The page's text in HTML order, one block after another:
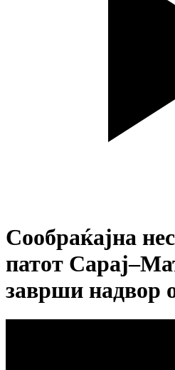
Сообраќајна
патот
заврши надвор